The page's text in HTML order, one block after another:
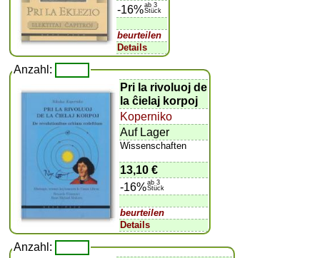
-16%ab 3
Stück
beurteilen
Details
Anzahl:
Pri la rivoluoj de
la ĉielaj korpoj
Koperniko
Auf Lager
Wissenschaften
13,10 €
-16%ab 3
Stück
beurteilen
Details
Anzahl: